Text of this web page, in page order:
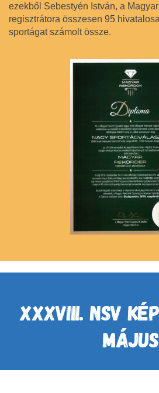
ezekből Sebestyén István, a
regisztrátora összesen 95
sportágat számolt össze.
XXXVIII. NSV
MÁJUS